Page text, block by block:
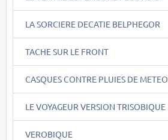
LA SORCIERE DECATIE BELPHEGOR
TACHE SUR LE FRONT
CASQUES CONTRE PLUIES DE METEO
LE VOYAGEUR VERSION TRISOBIQUE
VEROBIQUE